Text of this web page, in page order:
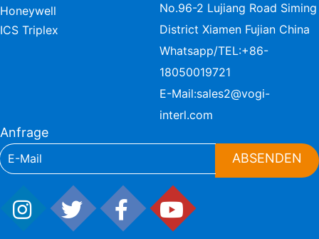
Honeywell
ICS Triplex
No.96-2 Lujiang Road Siming
District Xiamen Fujian China
Whatsapp/TEL:+86-
18050019721
E-Mail:sales2@vogi-
interl.com
Anfrage
ABSENDEN